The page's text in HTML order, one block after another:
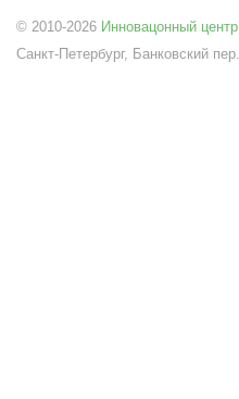
© 2010-2026 Инновацонный
Санкт-Петербург, Банковский